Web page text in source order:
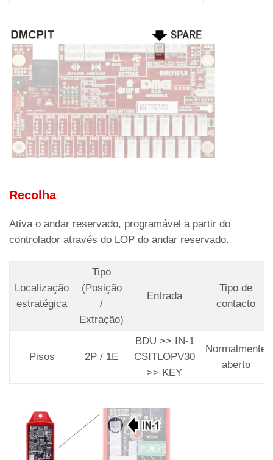
Recolha
Ativa o andar reservado, programável a partir do
controlador através do LOP do andar reservado.
Localização
estratégica
Tipo
(Posição
/
Extração)
Entrada
Tipo de
contacto
Pisos 2P / 1E
BDU >> IN-1
CSITLOPV30
>> KEY
Normalmente
aberto